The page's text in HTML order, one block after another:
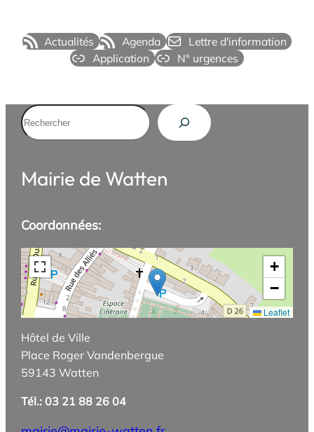
Actualités Agenda
Lettre d'information
Application
N° urgences
Rechercher
Mairie de Watten
Coordonnées:
+
−
Leaflet
Hôtel de Ville
Place Roger Vandenbergue
59143 Watten
Tél.: 03 21 88 26 04